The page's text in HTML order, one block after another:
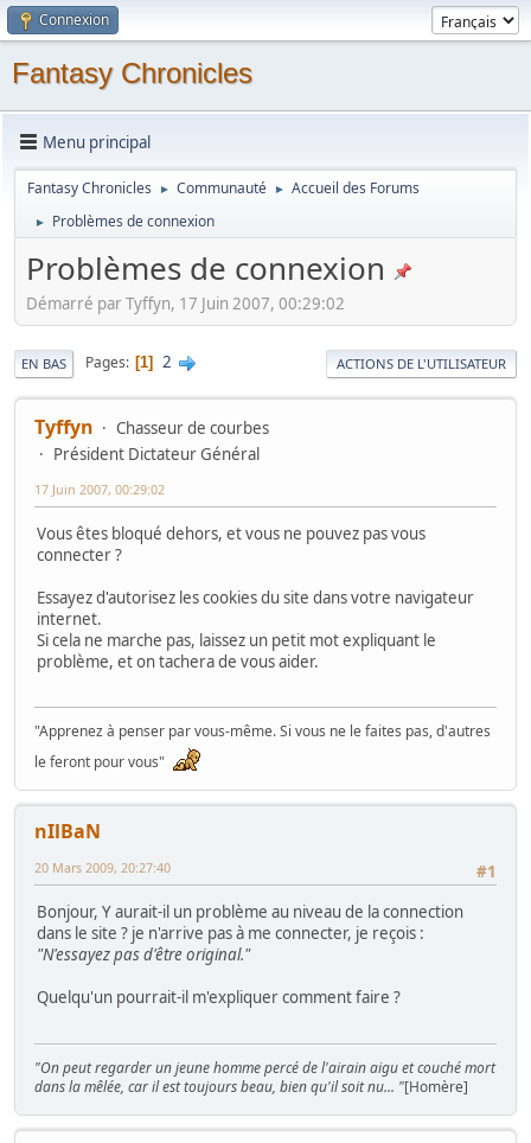
Connexion
Fantasy Chronicles
Menu principal
Fantasy Chronicles ► Communauté ► Accueil des Forums
► Problèmes de connexion
Problèmes de connexion
Démarré par Tyffyn, 17 Juin 2007, 00:29:02
EN BAS Pages 1 2 ACTIONS DE L'UTILISATEUR
Tyffyn
Chasseur de courbes
Président Dictateur Général
17 Juin 2007, 00:29:02
Vous êtes bloqué dehors, et vous ne pouvez pas vous
connecter ?
Essayez d'autorisez les cookies du site dans votre navigateur
internet.
Si cela ne marche pas, laissez un petit mot expliquant le
problème, et on tachera de vous aider.
"Apprenez à penser par vous-même. Si vous ne le faites pas, d'autres
le feront pour vous"
nIlBaN
#1
20 Mars 2009, 20:27:40
Bonjour, Y aurait-il un problème au niveau de la connection
dans le site ? je n'arrive pas à me connecter, je reçois :
"N'essayez pas d'être original."
Quelqu'un pourrait-il m'expliquer comment faire ?
"On peut regarder un jeune homme percé de l'airain aigu et couché mort
dans la mêlée, car il est toujours beau, bien qu'il soit nu... "[Homère]